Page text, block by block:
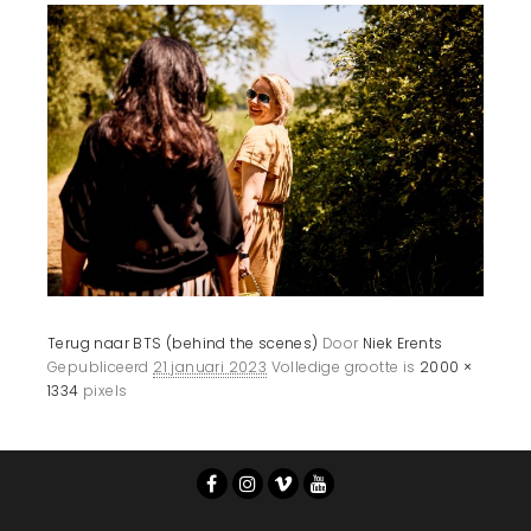
Terug naar BTS (behind the scenes) Door Niek Erents
Gepubliceerd 21 januari 2023 Volledige grootte is 2000 ×
1334 pixels